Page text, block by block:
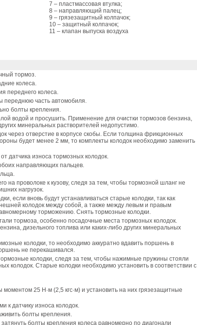
7 – пластмассовая втулка;
8 – направляющий палец;
9 – грязезащитный колпачок;
10 – защитный колпачок;
11 – клапан выпуска воздуха
тормоз.
колеса.
переднего колеса.
переднюю часть автомобиля.
болты крепления.
водой и просушить. Применение для очистки тормозов бензина,
минеральных растворителей недопустимо.
через отверстие в корпусе скобы. Если толщина фрикционных
будет менее 2 мм, то комплекты колодок необходимо заменить
датчика износа тормозных колодок.
направляющих пальцев.
на проволоке к кузову, следя за тем, чтобы тормозной шланг не
нагрузок.
если вновь будут устанавливаться старые колодки, так как
колодок между собой, а также между левым и правым
торможению. Снять тормозные колодки.
тормоза, особенно посадочные места тормозных колодок.
дизельного топлива или каких-либо других минеральных
колодки, то необходимо аккуратно вдавить поршень в
не перекашивался.
колодки, следя за тем, чтобы нажимные пружины стояли
колодок. Старые колодки необходимо установить в соответствии с
25 Н·м (2,5 кгс·м) и установить на них грязезащитные
к датчику износа колодок.
болты крепления.
болты крепления колеса равномерно по диагонали